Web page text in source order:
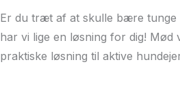
Er du træt af at skulle bære tunge
har vi lige en løsning for dig! Mød
praktiske løsning til aktive